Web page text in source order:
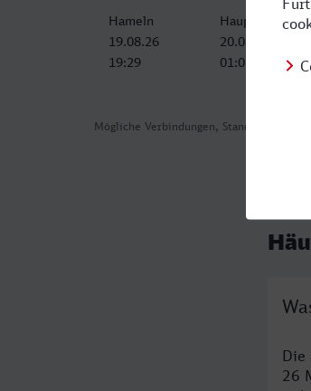
Mögliche Verbindungen, Stand: 2026-08-
Hameln
19.08.26
19:29
Hauptbahnhof,
20.08.26
01:05
Die
26